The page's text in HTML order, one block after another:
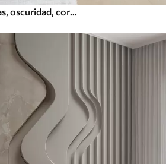
madera, textura, grietas, oscuridad, corteza, superficie